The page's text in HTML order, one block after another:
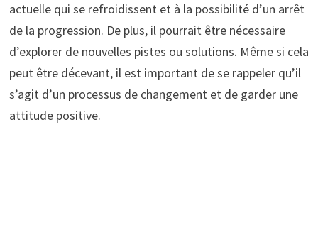
actuelle qui se refroidissent et à la possibilité d’un arrêt
de la progression. De plus, il pourrait être nécessaire
d’explorer de nouvelles pistes ou solutions. Même si cela
peut être décevant, il est important de se rappeler qu’il
s’agit d’un processus de changement et de garder une
attitude positive.